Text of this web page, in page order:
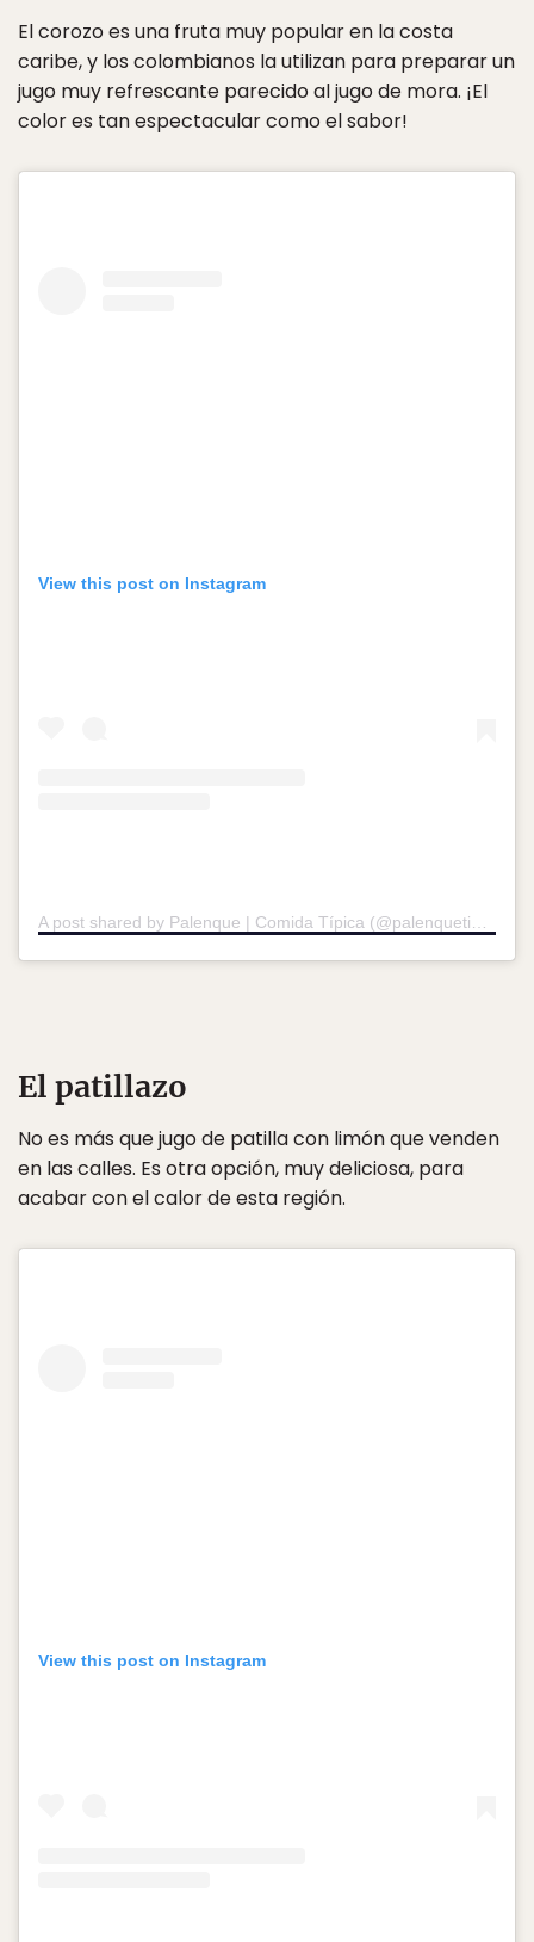
El corozo es una fruta muy popular en la costa
caribe, y los colombianos la utilizan para preparar un
jugo muy refrescante parecido al jugo de mora. ¡El
color es tan espectacular como el sabor!
View this post on Instagram
A post shared by Palenque | Comida Típica (@palenquetipicocaribe)
El patillazo
No es más que jugo de patilla con limón que venden
en las calles. Es otra opción, muy deliciosa, para
acabar con el calor de esta región.
View this post on Instagram